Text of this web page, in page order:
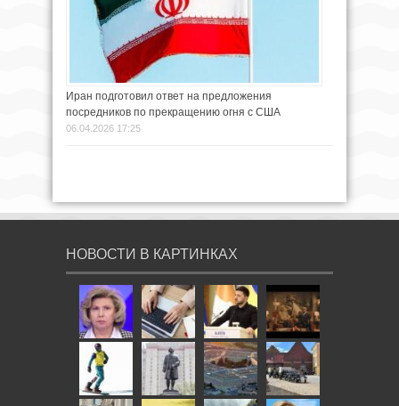
Иран подготовил ответ на предложения
посредников по прекращению огня с США
06.04.2026 17:25
НОВОСТИ В КАРТИНКАХ